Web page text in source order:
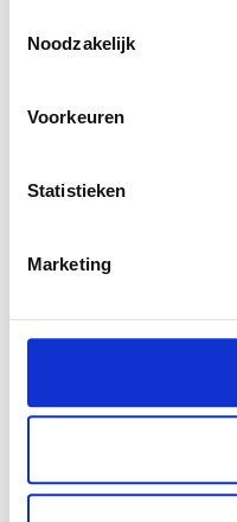
We gebruiken cookies
verstrekt of die ze
Noodzakelijk
Voorkeuren
Statistieken
Marketing